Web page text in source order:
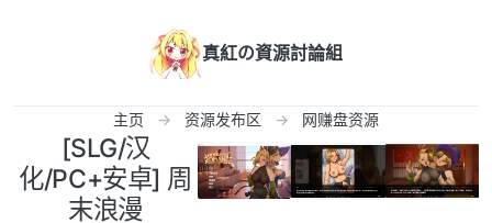
真紅の資源討論組
主页 资源发布区 网赚盘资源
[SLG/汉
化/PC+安卓] 周
末浪漫